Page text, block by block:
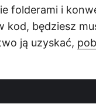
folderami i
kod, będziesz
ją uzyskać,